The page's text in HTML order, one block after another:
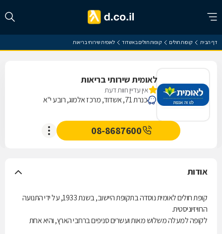
דף הבית קופות חולים קופות חולים באשדוד לאומית שירותי בריאות
לאומית שירותי בריאות
אין עדיין חוות דעת
כנרת 71, אשדוד, מרכז אלמוג, רובע י"א
08-8687600
אודות
קופת חולים לאומית נוסדה בתקופת היישוב, בשנת 1933, על ידי התנועה
הרוויזיוניסטית.
לקופה למעלה משלוש מאות ועשרים סניפים ברחבי הארץ, והיא אחת